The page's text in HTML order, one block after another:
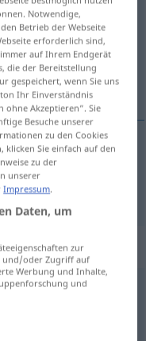
antippen)
Notwendige,
Betrieb der Webseite
erforderlich sind,
auf Ihrem Endgerät
die der Bereitstellung
gespeichert, wenn Sie uns
Ihr Einverständnis
ohne Akzeptieren“. Sie
Besuche unserer
zu den Cookies
klicken Sie einfach auf den
zu der
unserer
Impressum
Daten, um
zur
und/oder Zugriff auf
Werbung und Inhalte,
und